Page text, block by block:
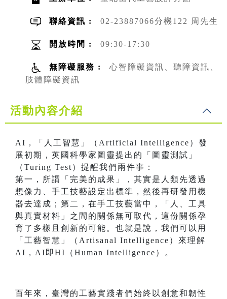
聯絡資訊 : 02-23887066分機122 周先生
開放時間 : 09:30-17:30
無障礙服務 :
心智障礙資訊、聽障資訊、
肢體障礙資訊
活動內容介紹
AI，「人工智慧」（Artificial Intelligence）發
展初期，英國科學家圖靈提出的「圖靈測試」
（Turing Test）提醒我們兩件事：
第一，所謂「完美的成果」，其實是人類先透過
想像力、手工技藝設定出標準，然後再研發用機
器去達成；第二，在手工技藝當中，「人、工具
與真實材料」之間的關係無可取代，這份關係孕
育了多樣且創新的可能。也就是說，我們可以用
「工藝智慧」（Artisanal Intelligence）來理解
AI，AI即HI（Human Intelligence）。
百年來，臺灣的工藝實踐者們始終以創意和韌性